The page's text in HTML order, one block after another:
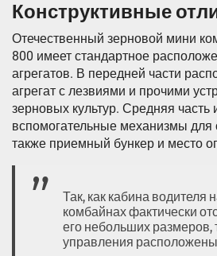
Конструктивные
Отечественный зерновой мини
800 имеет стандартное
агрегатов. В передней части
агрегат с лезвиями и прочими
зерновых культур. Средняя часть
вспомогательные механизмы для
также приемный бункер и место
Так, как кабина водителя
комбайнах фактически
его небольших размеров,
управления